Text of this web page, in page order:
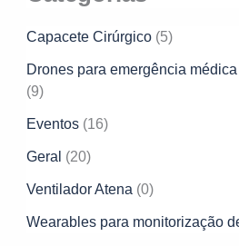
Capacete Cirúrgico (5)
Drones para emergência
(9)
Eventos (16)
Geral (20)
Ventilador Atena (0)
Wearables para monitorização